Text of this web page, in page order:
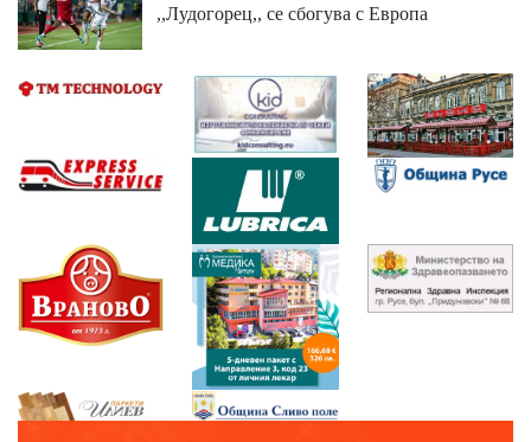
,,Лудогорец,, се сбогува с Европа